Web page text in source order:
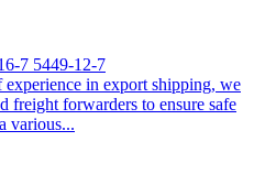
7 5449-12-7
in export shipping, we
freight forwarders to ensure safe
various...